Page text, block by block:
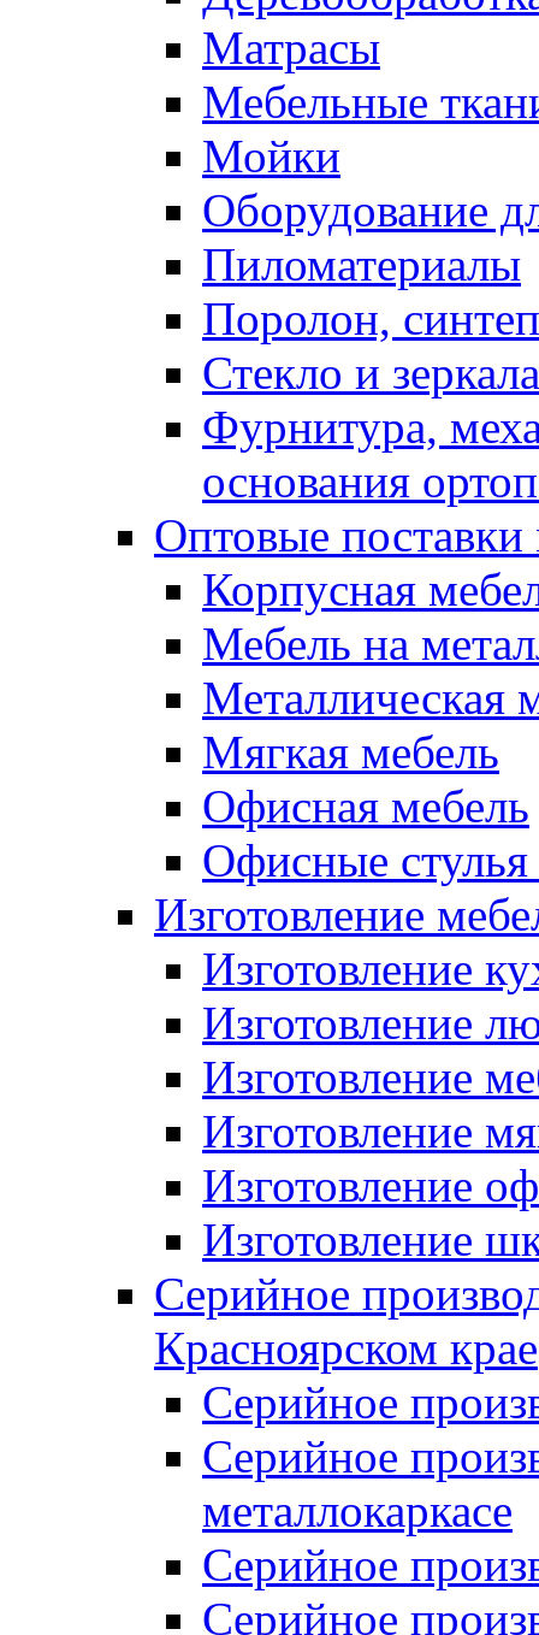
Матрасы
Мебельные
Мойки
Оборудование
Пиломатериалы
Поролон,
Стекло и зеркала
Фурнитура,
основания
Оптовые поставки
Корпусная
Мебель на
Металлическая
Мягкая мебель
Офисная мебель
Офисные стулья
Изготовление
Изготовление
Изготовление
Изготовление
Изготовление
Изготовление
Изготовление
Серийное
Красноярском крае
Серийное
Серийное
металлокаркасе
Серийное
Серийное